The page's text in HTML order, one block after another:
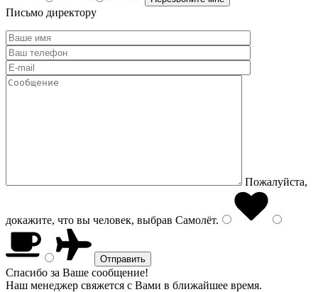
Письмо директору
Пожалуйста,
докажите, что вы человек, выбрав Самолёт.
Спасибо за Ваше сообщение!
Наш менеджер свяжется с Вами в ближайшее время.